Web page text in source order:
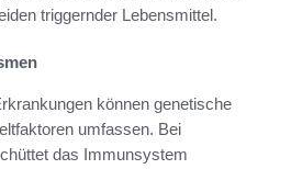
triggernder Lebensmittel.
können genetische
umfassen. Bei
das Immunsystem